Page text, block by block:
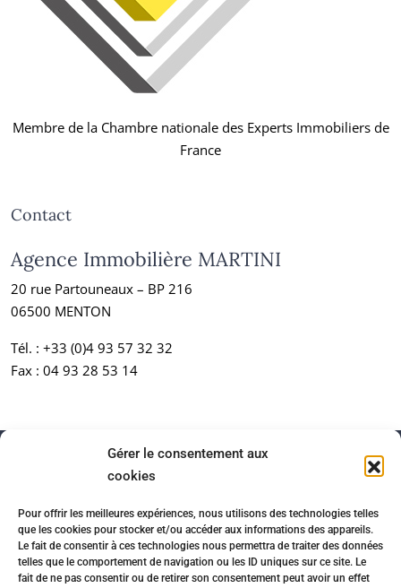
Gérer le consentement aux
cookies
Pour offrir les meilleures expériences, nous utilisons des technologies telles
que les cookies pour stocker et/ou accéder aux informations des appareils.
Le fait de consentir à ces technologies nous permettra de traiter des données
telles que le comportement de navigation ou les ID uniques sur ce site. Le
fait de ne pas consentir ou de retirer son consentement peut avoir un effet
Membre de la Chambre nationale des Experts Immobiliers de
France
Contact
Agence Immobilière MARTINI
20 rue Partouneaux – BP 216
06500 MENTON
Tél. : +33 (0)4 93 57 32 32
Fax : 04 93 28 53 14